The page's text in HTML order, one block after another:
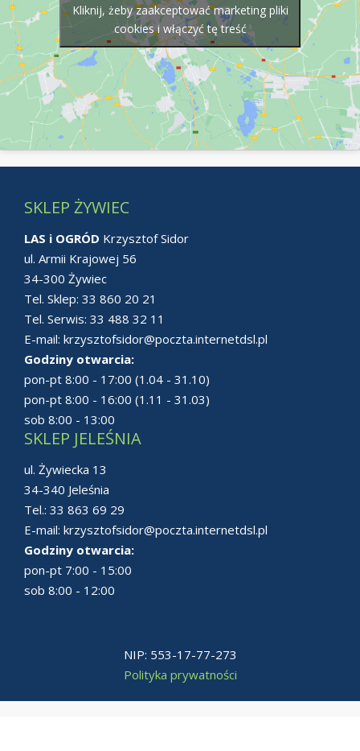
Kliknij, żeby zaakceptować marketing pliki
cookies i włączyć tę treść
SKLEP ŻYWIEC
LAS i OGRÓD Krzysztof Sidor
ul. Armii Krajowej 56
34-300 Żywiec
Tel. Sklep: 33 860 20 21
Tel. Serwis: 33 488 32 11
E-mail: krzysztofsidor@poczta.internetdsl.pl
Godziny otwarcia:
pon-pt 8:00 - 17:00 (1.04 - 31.10)
pon-pt 8:00 - 16:00 (1.11 - 31.03)
sob 8:00 - 13:00
SKLEP JELEŚNIA
ul. Żywiecka 13
34-340 Jeleśnia
Tel.: 33 863 69 29
E-mail: krzysztofsidor@poczta.internetdsl.pl
Godziny otwarcia:
pon-pt 7:00 - 15:00
sob 8:00 - 12:00
NIP: 553-17-77-273
Polityka prywatności